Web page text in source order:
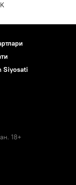
Siyosati
18+